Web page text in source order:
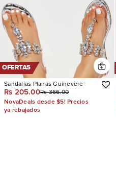
OFERTAS
Sandalias Planas Guinevere
Rs 205.00Rs 366.00
NovaDeals desde $5! Precios
ya rebajados